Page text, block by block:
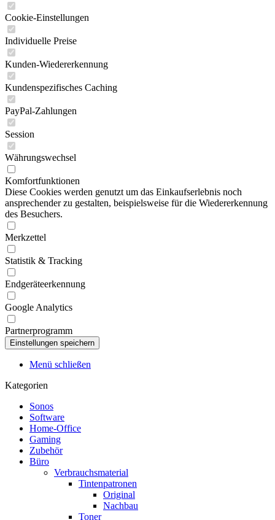
Cookie-Einstellungen
Individuelle Preise
Kunden-Wiedererkennung
Kundenspezifisches Caching
PayPal-Zahlungen
Session
Währungswechsel
Komfortfunktionen
Diese Cookies werden genutzt um das Einkaufserlebnis noch
ansprechender zu gestalten, beispielsweise für die Wiedererkennung
des Besuchers.
Merkzettel
Statistik & Tracking
Endgeräteerkennung
Google Analytics
Partnerprogramm
Menü schließen
Kategorien
Sonos
Software
Home-Office
Gaming
Zubehör
Büro
Verbrauchsmaterial
Tintenpatronen
Original
Nachbau
Toner